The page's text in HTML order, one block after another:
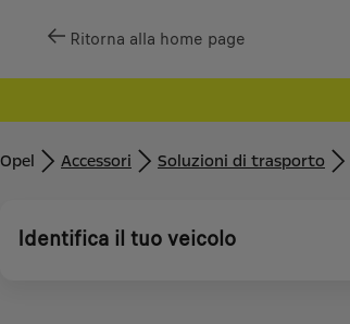
Ritorna alla home page
Opel Accessori Soluzioni di trasporto
Identifica il tuo veicolo